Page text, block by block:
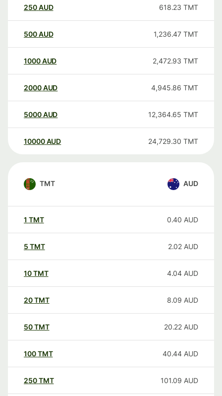
250AUD 618.23 TMT
500AUD 1,236.47 TMT
1000AUD 2,472.93 TMT
2000AUD 4,945.86 TMT
5000AUD 12,364.65 TMT
10000 AUD 24,729.30 TMT
TMT AUD
1 TMT 0.40 AUD
5 TMT 2.02 AUD
10TMT 4.04 AUD
20TMT 8.09 AUD
50TMT 20.22 AUD
100TMT 40.44 AUD
250TMT 101.09 AUD